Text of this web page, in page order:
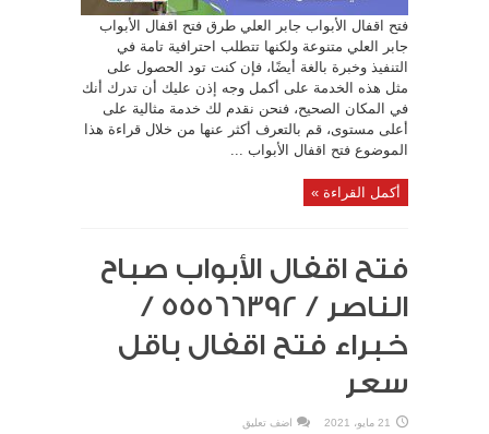
فتح اقفال الأبواب جابر العلي طرق فتح اقفال الأبواب
جابر العلي متنوعة ولكنها تتطلب احترافية تامة في
التنفيذ وخبرة بالغة أيضًا، فإن كنت تود الحصول على
مثل هذه الخدمة على أكمل وجه إذن عليك أن تدرك أنك
في المكان الصحيح، فنحن نقدم لك خدمة مثالية على
أعلى مستوى، قم بالتعرف أكثر عنها من خلال قراءة هذا
الموضوع فتح اقفال الأبواب ...
أكمل القراءة »
فتح اقفال الأبواب صباح
الناصر / 55566392 /
خبراء فتح اقفال باقل
سعر
21 مايو، 2021 اضف تعليق